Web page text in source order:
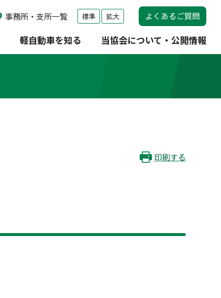
事務所・支所一覧 標準 拡大 よくあるご質問
軽自動車を知る 当協会について・公開情報
印刷する